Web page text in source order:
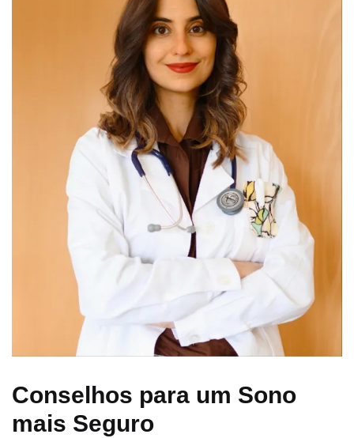
Conselhos para um Sono
mais Seguro